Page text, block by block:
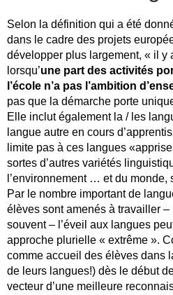
Selon la définition qui a été
dans le cadre des projets
développer plus largement, « il y
lorsqu’une part des activités
l’école n’a pas l’ambition
pas que la démarche porte
Elle inclut également la / les
langue autre en cours
limite pas à ces langues
sortes d’autres variétés
l’environnement … et du monde,
Par le nombre important de
élèves sont amenés à travailler
souvent – l’éveil aux langues
approche plurielle « extrême ».
comme accueil des élèves dans
de leurs langues!) dès le début
vecteur d’une meilleure